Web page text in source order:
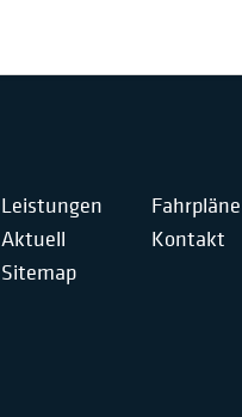
Leistungen
Fahrpläne
Aktuell
Kontakt
Sitemap